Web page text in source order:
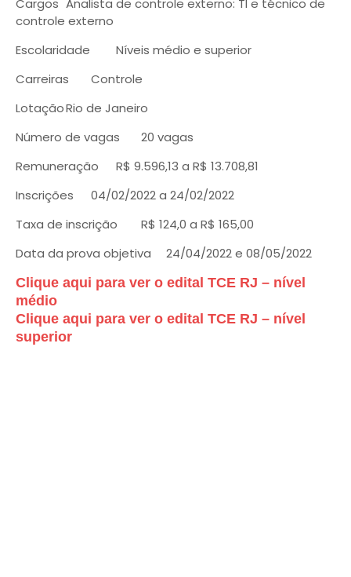
Cargos Analista de controle externo: TI e técnico de
controle externo
Escolaridade
Níveis médio e superior
Carreiras
Controle
LotaçãoRio de Janeiro
Número de vagas
20 vagas
Remuneração
R$ 9.596,13 a R$ 13.708,81
Inscrições
04/02/2022 a 24/02/2022
Taxa de inscrição
R$ 124,0 a R$ 165,00
Data da prova objetiva
24/04/2022 e 08/05/2022
Clique aqui para ver o edital TCE RJ – nível
médio
Clique aqui para ver o edital TCE RJ – nível
superior